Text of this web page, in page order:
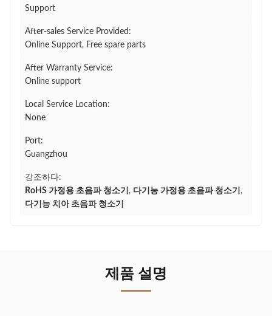
Support
After-sales Service Provided:
Online Support, Free spare parts
After Warranty Service:
Online support
Local Service Location:
None
Port:
Guangzhou
강조하다:
RoHS 가정용 초음파 청소기 , 다기능 가정용 초음파 청소기 ,
다기능 치아 초음파 청소기
제품 설명